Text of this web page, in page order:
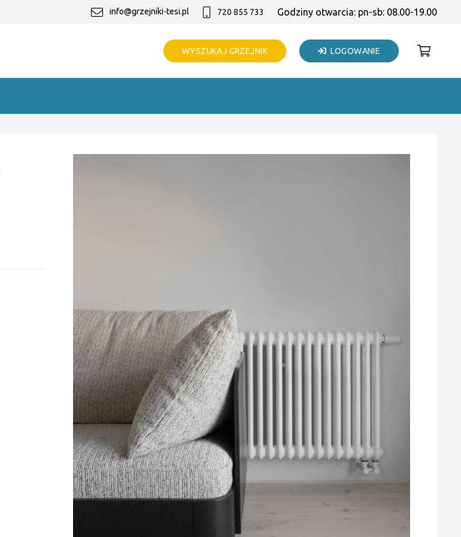
info@grzejniki-tesi.pl 720 855 733 Godziny otwarcia: pn-sb: 08.00-19.00
WYSZUKAJ GRZEJNIK LOGOWANIE